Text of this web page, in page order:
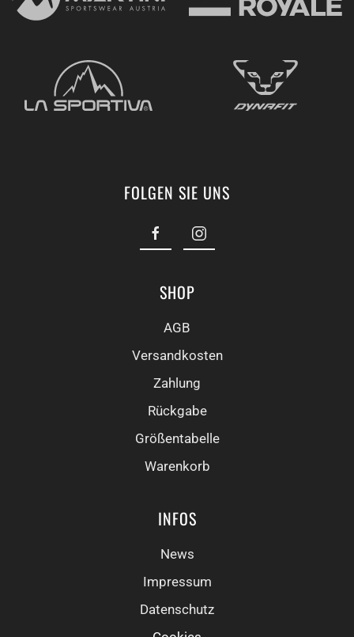
FOLGEN SIE UNS
SHOP
AGB
Versandkosten
Zahlung
Rückgabe
Größentabelle
Warenkorb
INFOS
News
Impressum
Datenschutz